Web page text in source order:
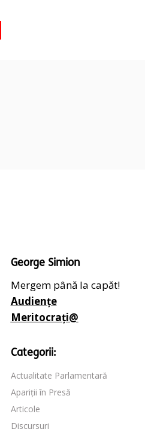
George Simion
Mergem până la capăt!
Audiențe
Meritocrați@
Categorii:
Actualitate Parlamentară
Apariții în Presă
Articole
Discursuri